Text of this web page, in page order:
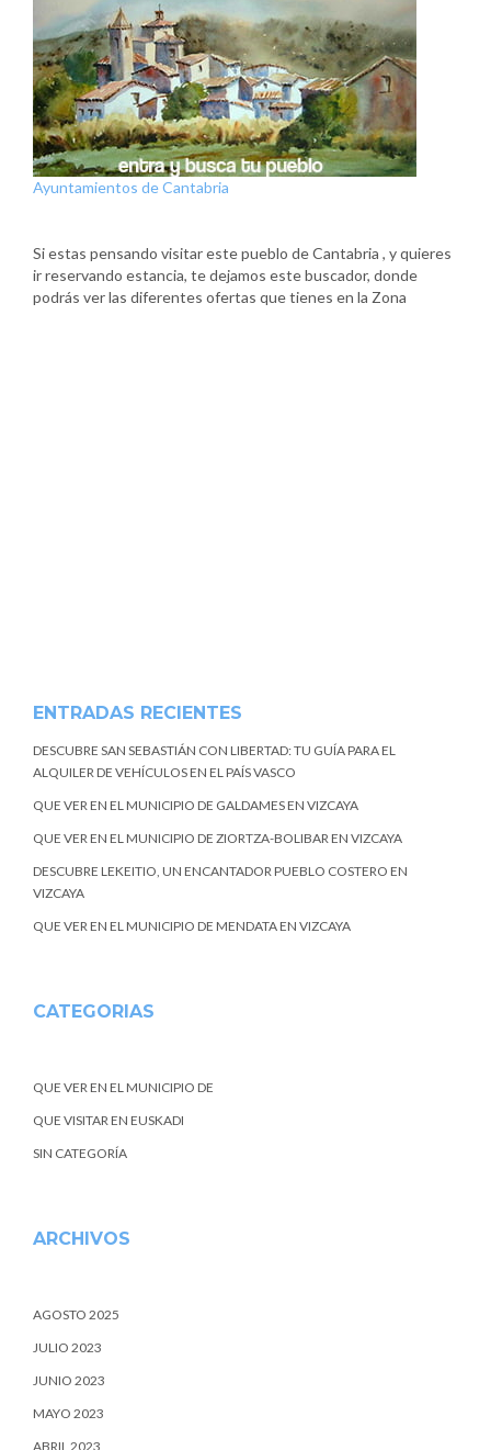
Ayuntamientos de Cantabria
Si estas pensando visitar este pueblo de Cantabria , y quieres
ir reservando estancia, te dejamos este buscador, donde
podrás ver las diferentes ofertas que tienes en la Zona
ENTRADAS RECIENTES
DESCUBRE SAN SEBASTIÁN CON LIBERTAD: TU GUÍA PARA EL
ALQUILER DE VEHÍCULOS EN EL PAÍS VASCO
QUE VER EN EL MUNICIPIO DE GALDAMES EN VIZCAYA
QUE VER EN EL MUNICIPIO DE ZIORTZA-BOLIBAR EN VIZCAYA
DESCUBRE LEKEITIO, UN ENCANTADOR PUEBLO COSTERO EN
VIZCAYA
QUE VER EN EL MUNICIPIO DE MENDATA EN VIZCAYA
CATEGORIAS
QUE VER EN EL MUNICIPIO DE
QUE VISITAR EN EUSKADI
SIN CATEGORÍA
ARCHIVOS
AGOSTO 2025
JULIO 2023
JUNIO 2023
MAYO 2023
ABRIL 2023